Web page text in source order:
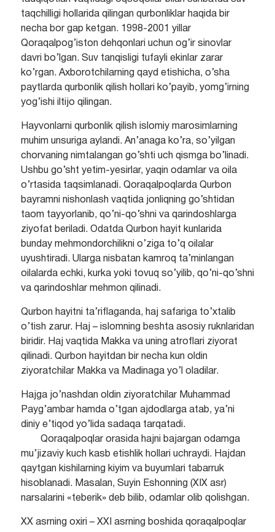
taqchilligi hollarida qilingan qurbonliklar haqida bir
necha bor gap ketgan. 1998-2001 yillar
Qoraqalpog’iston dehqonlari uchun og’ir sinovlar
davri bo’lgan. Suv tanqisligi tufayli ekinlar zarar
ko’rgan. Axborotchilarning qayd etishicha, o’sha
paytlarda qurbonlik qilish hollari ko’payib, yomg’irning
yog’ishi iltijo qilingan.
Hayvonlarni qurbonlik qilish islomiy marosimlarning
muhim unsuriga aylandi. An’anaga ko’ra, so’yilgan
chorvaning nimtalangan go’shti uch qismga bo’linadi.
Ushbu go’sht yetim-yesirlar, yaqin odamlar va oila
o’rtasida taqsimlanadi. Qoraqalpoqlarda Qurbon
bayramni nishonlash vaqtida jonliqning go’shtidan
taom tayyorlanib, qo’ni-qo’shni va qarindoshlarga
ziyofat beriladi. Odatda Qurbon hayit kunlarida
bunday mehmondorchilikni o’ziga to’q oilalar
uyushtiradi. Ularga nisbatan kamroq ta’minlangan
oilalarda echki, kurka yoki tovuq so’yilib, qo’ni-qo’shni
va qarindoshlar mehmon qilinadi.
Qurbon hayitni ta’riflaganda, haj safariga to’xtalib
o’tish zarur. Haj – islomning beshta asosiy ruknlaridan
biridir. Haj vaqtida Makka va uning atroflari ziyorat
qilinadi. Qurbon hayitdan bir necha kun oldin
ziyoratchilar Makka va Madinaga yo’l oladilar.
Hajga jo’nashdan oldin ziyoratchilar Muhammad
Payg’ambar hamda o’tgan ajdodlarga atab, ya’ni
diniy e’tiqod yo’lida sadaqa tarqatadi.
Qoraqalpoqlar orasida hajni bajargan odamga
mu’jizaviy kuch kasb etishlik hollari uchraydi. Hajdan
qaytgan kishilarning kiyim va buyumlari tabarruk
hisoblanadi. Masalan, Suyin Eshonning (XIX asr)
narsalarini «teberik» deb bilib, odamlar olib qolishgan.
XX asrning oxiri – XXI asrning boshida qoraqalpoqlar